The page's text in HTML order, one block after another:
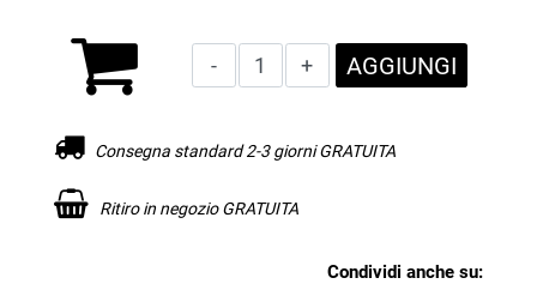
Quantità
AGGIUNGI
Consegna standard 2-3 giorni GRATUITA
Ritiro in negozio GRATUITA
Condividi anche su: